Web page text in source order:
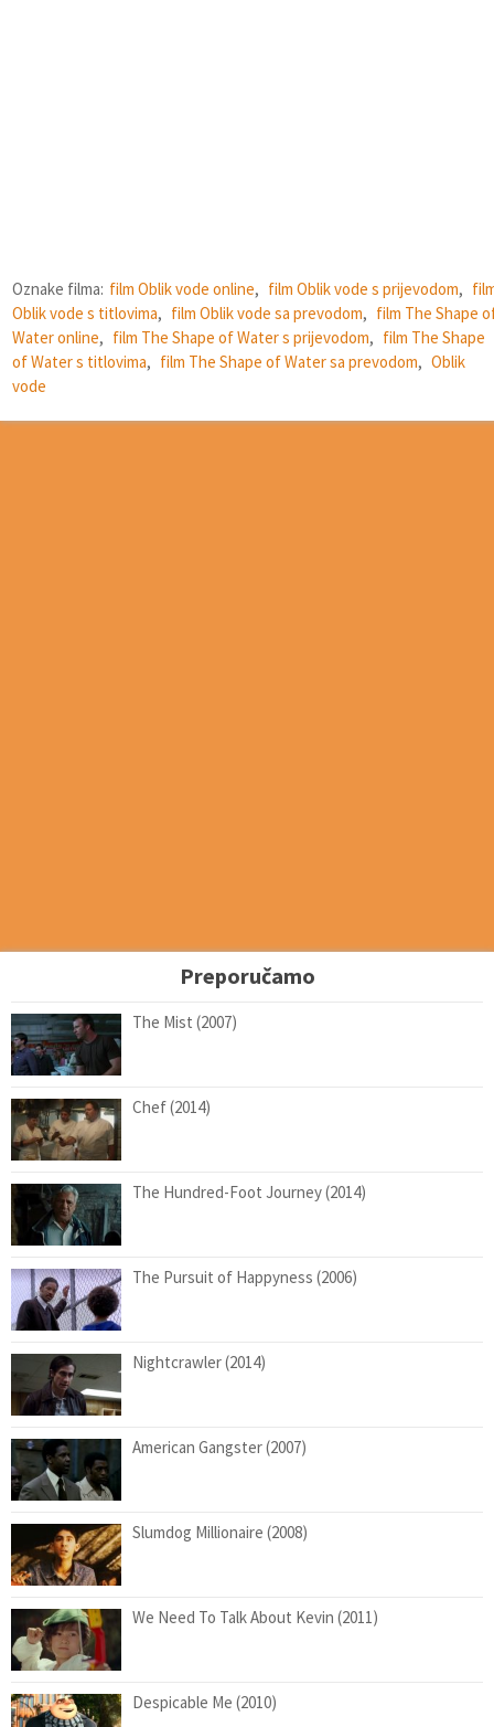
Oznake filma: film Oblik vode online, film Oblik vode s prijevodom,
Oblik vode s titlovima, film Oblik vode sa prevodom, film The Shape
Water online, film The Shape of Water s prijevodom, film The Shape
of Water s titlovima, film The Shape of Water sa prevodom, Oblik
vode
Preporučamo
The Mist (2007)
Chef (2014)
The Hundred-Foot Journey (2014)
The Pursuit of Happyness (2006)
Nightcrawler (2014)
American Gangster (2007)
Slumdog Millionaire (2008)
We Need To Talk About Kevin (2011)
Despicable Me (2010)